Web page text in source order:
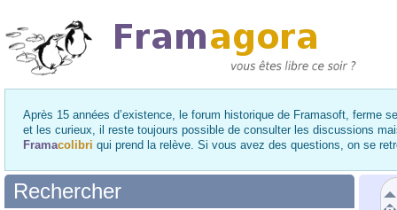
Après 15 années d’existence, le forum historique de Framasoft, ferme
et les curieux, il reste toujours possible de consulter les discussions
Framacolibri qui prend la relève. Si vous avez des questions, on se
Rechercher